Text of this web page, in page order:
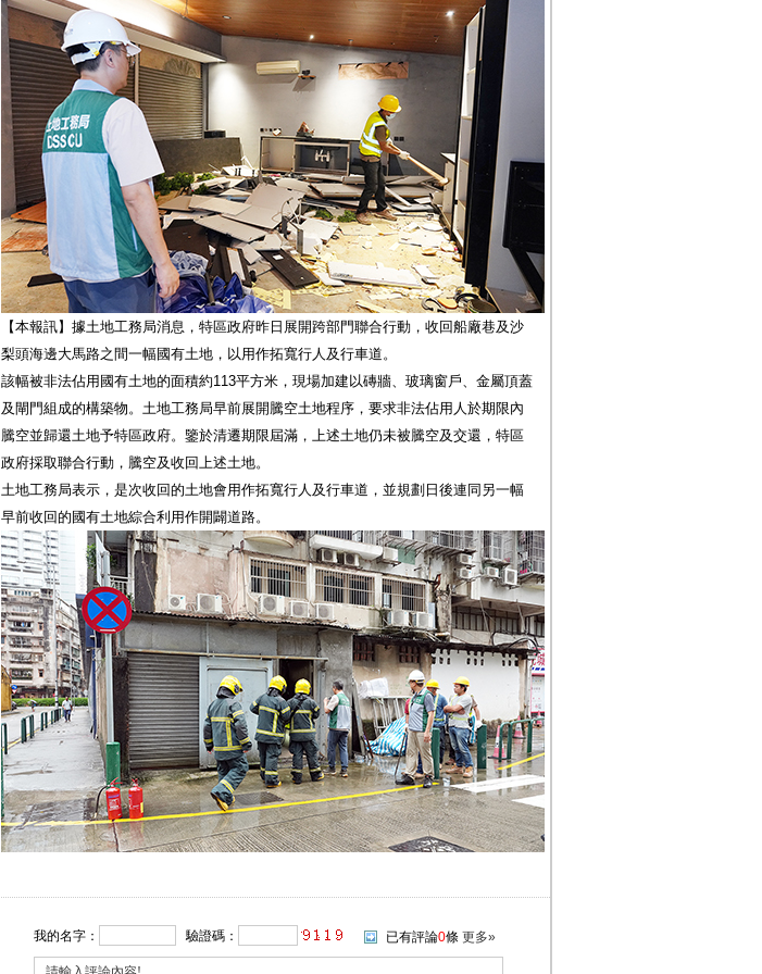
【本報訊】據土地工務局消息，特區政府昨日展開跨部門聯合行動，收回船廠巷及沙
梨頭海邊大馬路之間一幅國有土地，以用作拓寬行人及行車道。
該幅被非法佔用國有土地的面積約113平方米，現場加建以磚牆、玻璃窗戶、金屬頂蓋
及閘門組成的構築物。土地工務局早前展開騰空土地程序，要求非法佔用人於期限內
騰空並歸還土地予特區政府。鑒於清遷期限屆滿，上述土地仍未被騰空及交還，特區
政府採取聯合行動，騰空及收回上述土地。
土地工務局表示，是次收回的土地會用作拓寬行人及行車道，並規劃日後連同另一幅
早前收回的國有土地綜合利用作開闢道路。
我的名字： 驗證碼： 已有評論0條 更多»